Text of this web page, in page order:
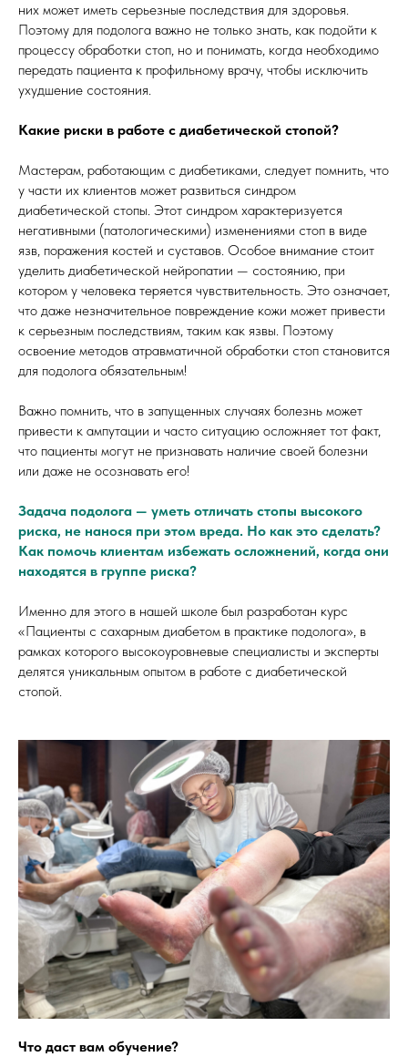
них может иметь серьезные последствия для здоровья.
Поэтому для подолога важно не только знать, как подойти к
процессу обработки стоп, но и понимать, когда необходимо
передать пациента к профильному врачу, чтобы исключить
ухудшение состояния.
Какие риски в работе с диабетической стопой?
Мастерам, работающим с диабетиками, следует помнить, что
у части их клиентов может развиться синдром
диабетической стопы. Этот синдром характеризуется
негативными (патологическими) изменениями стоп в виде
язв, поражения костей и суставов. Особое внимание стоит
уделить диабетической нейропатии — состоянию, при
котором у человека теряется чувствительность. Это означает,
что даже незначительное повреждение кожи может привести
к серьезным последствиям, таким как язвы. Поэтому
освоение методов атравматичной обработки стоп становится
для подолога обязательным!
Важно помнить, что в запущенных случаях болезнь может
привести к ампутации и часто ситуацию осложняет тот факт,
что пациенты могут не признавать наличие своей болезни
или даже не осознавать его!
Задача подолога — уметь отличать стопы высокого
риска, не нанося при этом вреда. Но как это сделать?
Как помочь клиентам избежать осложнений, когда они
находятся в группе риска?
Именно для этого в нашей школе был разработан курс
«Пациенты с сахарным диабетом в практике подолога», в
рамках которого высокоуровневые специалисты и эксперты
делятся уникальным опытом в работе с диабетической
стопой.
Что даст вам обучение?